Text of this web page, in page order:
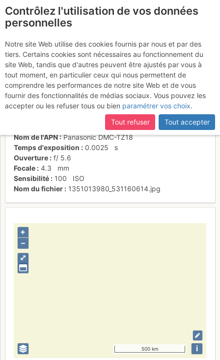
Le 1er câble
Activités
Date/heure
23 oct. 2012 11:35
Contributeur
Kador
collaboratif (CC by-sa)
Nom de l'APN
Panasonic DMC-TZ18
Temps d'exposition
0.0025
s
Ouverture
f/ 5.6
Focale
4.3
mm
Sensibilité
100
ISO
Nom du fichier
1351013980_531160614.jpg
⤢
+
–
500 km i
Contrôlez l'utilisation de vos données
personnelles
Notre site Web utilise des cookies fournis par nous et par des
tiers. Certains cookies sont nécessaires au fonctionnement du
site Web, tandis que d'autres peuvent être ajustés par vous à
tout moment, en particulier ceux qui nous permettent de
comprendre les performances de notre site Web et de vous
fournir des fonctionnalités de médias sociaux. Vous pouvez les
accepter ou les refuser tous ou bien paramétrer vos choix.
Tout refuser
Tout accepter